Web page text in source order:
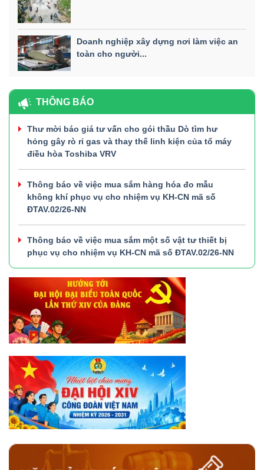
Doanh nghiệp xây dựng nơi làm việc an
toàn cho người...
THÔNG BÁO
Thư mời báo giá tư vấn cho gói thầu Dò tìm hư
hỏng gây rò rỉ gas và thay thế linh kiện của tổ máy
điều hòa Toshiba VRV
Thông báo về việc mua sắm hàng hóa đo mẫu
không khí phục vụ cho nhiệm vụ KH-CN mã số
ĐTAV.02/26-NN
Thông báo về việc mua sắm một số vật tư thiết bị
phục vụ cho nhiệm vụ KH-CN mã số ĐTAV.02/26-NN